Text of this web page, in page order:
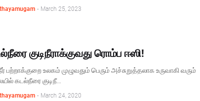
- March 25, 2023
குடிநீராக்குவது ரொம்ப ஈஸி!
பற்றாக்குறை உலகம் முழுவதும் பெரும் அச்சுறுத்தலாக உருவாகி வரும்
கடல்நீரை குடிநீ…
- March 24, 2020